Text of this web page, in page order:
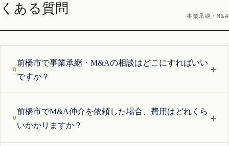
くある質問
事業承継・M&A
前橋市で事業承継・M&Aの相談はどこにすればいい
ですか？
+
前橋市でM&A仲介を依頼した場合、費用はどれくら
いかかりますか？
+